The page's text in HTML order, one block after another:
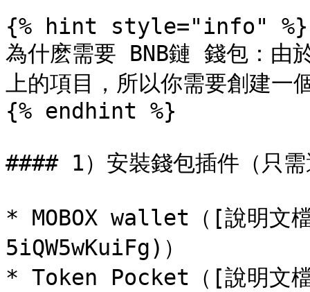
{% hint style="info" %}
為什麽需要 BNB鏈 錢包：由
上的項目，所以你需要創建一
{% endhint %}
#### 1）安裝錢包插件（只
* MOBOX wallet（[說明
5iQW5wKuiFg)）
* Token Pocket（[說明文